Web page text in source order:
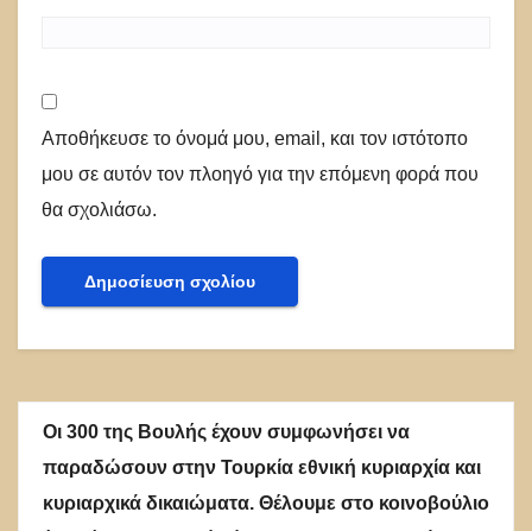
Αποθήκευσε το όνομά μου, email, και τον ιστότοπο
μου σε αυτόν τον πλοηγό για την επόμενη φορά που
θα σχολιάσω.
Οι 300 της Βουλής έχουν συμφωνήσει να
παραδώσουν στην Τουρκία εθνική κυριαρχία και
κυριαρχικά δικαιώματα. Θέλουμε στο κοινοβούλιο